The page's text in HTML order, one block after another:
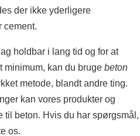
der ikke yderligere
cement.
holdbar i lang tid og for at
minimum, kan du bruge beton
metode, blandt andre ting.
kan vores produkter og
til beton. Hvis du har spørgsmål,
os.